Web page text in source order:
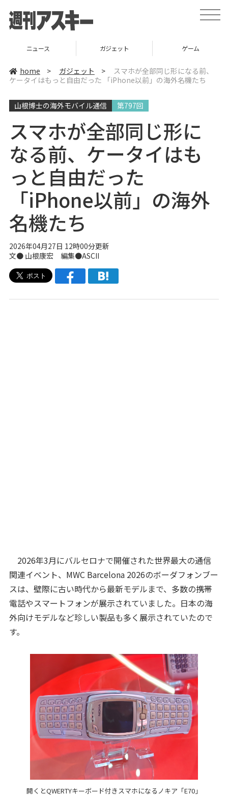
t
o
ニュース ガジェット ゲーム
home > ガジェット >
スマホが全部同じ形になる前、
ケータイはもっと自由だった 「iPhone以前」の海外名機たち
山根博士の海外モバイル通信 第797回
スマホが全部同じ形に
なる前、ケータイはも
っと自由だった
「iPhone以前」の海外
名機たち
2026年04月27日 12時00分更新
文● 山根康宏 編集●ASCII
2026年3月にバルセロナで開催された世界最大の通信
関連イベント、MWC Barcelona 2026のボーダフォンブー
スは、壁際に古い時代から最新モデルまで、多数の携帯
電話やスマートフォンが展示されていました。日本の海
外向けモデルなど珍しい製品も多く展示されていたので
す。
開くとQWERTYキーボード付きスマホになるノキア「E70」